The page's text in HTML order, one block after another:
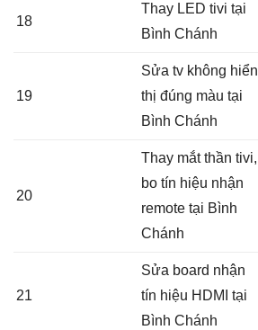
18
Thay LED tivi tại
Bình Chánh
19
Sửa tv không hiển
thị đúng màu tại
Bình Chánh
20
Thay mắt thần tivi,
bo tín hiệu nhận
remote tại Bình
Chánh
21
Sửa board nhận
tín hiệu HDMI tại
Bình Chánh